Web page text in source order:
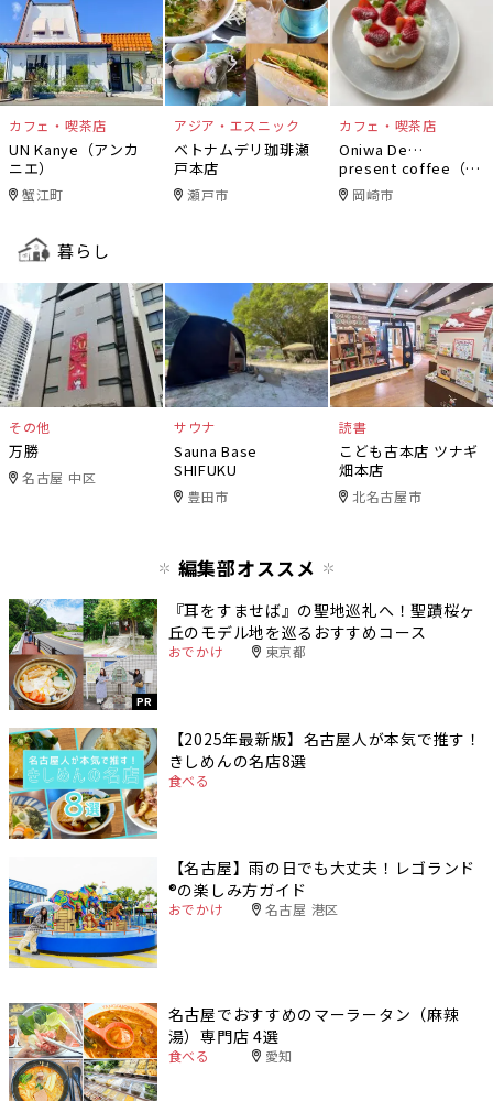
カフェ・喫茶店
UN Kanye（アンカ
ニエ）
蟹江町
アジア・エスニック
ベトナムデリ珈琲瀬
戸本店
瀬戸市
カフェ・喫茶店
Oniwa De…
present coffee（オ
ニワデ）
岡崎市
暮らし
その他
万勝
名古屋 中区
サウナ
Sauna Base
SHIFUKU
豊田市
読書
こども古本店 ツナギ
畑本店
北名古屋市
編集部オススメ
PR
『耳をすませば』の聖地巡礼へ！聖蹟桜ヶ
丘のモデル地を巡るおすすめコース
おでかけ 東京都
【2025年最新版】名古屋人が本気で推す！
きしめんの名店8選
食べる
【名古屋】雨の日でも大丈夫！レゴランド
®️の楽しみ方ガイド
おでかけ 名古屋 港区
名古屋でおすすめのマーラータン（麻辣
湯）専門店 4選
食べる 愛知